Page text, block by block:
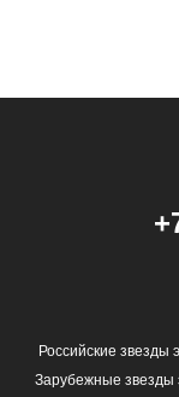
Российские звезды
Зарубежные звезды